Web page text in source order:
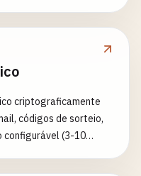
criptograficamente
códigos de sorteio,
configurável (3-10